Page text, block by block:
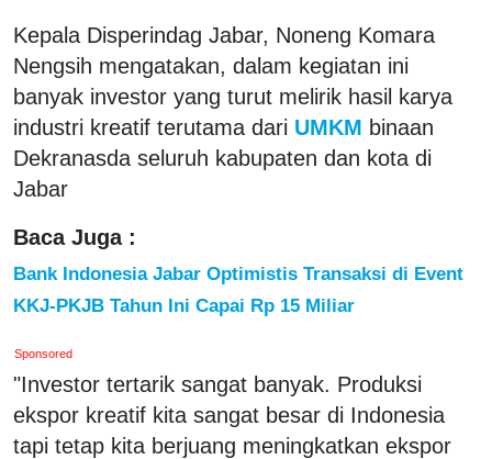
Kepala Disperindag Jabar, Noneng Komara
Nengsih mengatakan, dalam kegiatan ini
banyak investor yang turut melirik hasil karya
industri kreatif terutama dari UMKM binaan
Dekranasda seluruh kabupaten dan kota di
Jabar
Baca Juga :
Bank Indonesia Jabar Optimistis Transaksi di Event
KKJ-PKJB Tahun Ini Capai Rp 15 Miliar
Sponsored
"Investor tertarik sangat banyak. Produksi
ekspor kreatif kita sangat besar di Indonesia
tapi tetap kita berjuang meningkatkan ekspor